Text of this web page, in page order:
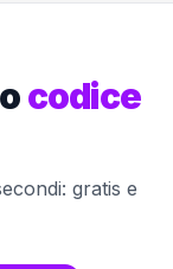
codice
gratis e